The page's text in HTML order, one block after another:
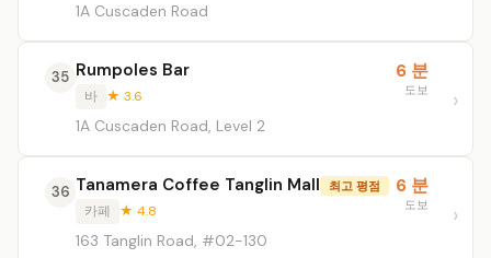
1A Cuscaden Road
35 Rumpoles Bar
바 ★ 3.6
1A Cuscaden Road, Level 2
6 분
도보
36 Tanamera Coffee Tanglin Mall 최고 평점
카페 ★ 4.8
163 Tanglin Road, #02-130
6 분
도보